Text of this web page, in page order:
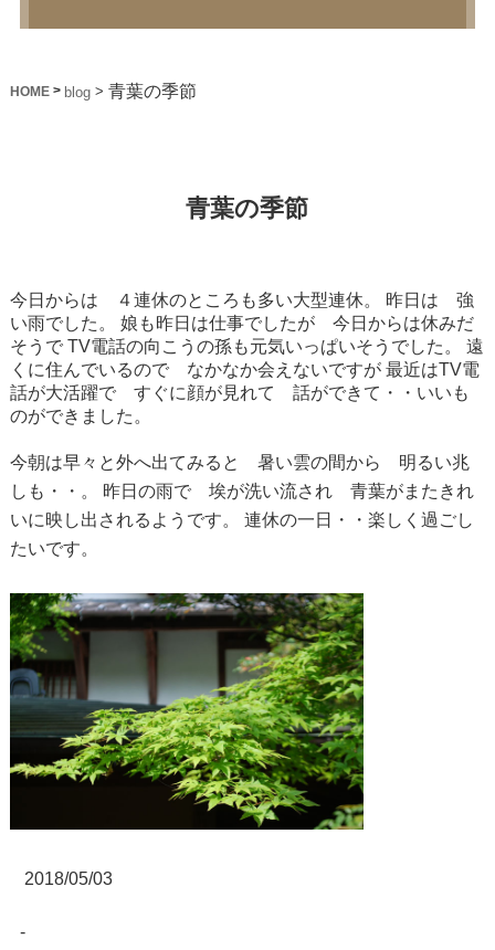
HOME> blog> 青葉の季節
青葉の季節
今日からは ４連休のところも多い大型連休。
昨日は 強
い雨でした。
娘も昨日は仕事でしたが 今日からは休みだ
そうでTV電話の向こうの孫も元気いっぱいそうでした。
遠
くに住んでいるので なかなか会えないですが最近はTV電
話が大活躍で すぐに顔が見れて 話ができて・・いいも
のができました。
今朝は早々と外へ出てみると 暑い雲の間から 明るい兆
しも・・。
昨日の雨で 埃が洗い流され 青葉がまたきれ
いに映し出されるようです。
連休の一日・・楽しく過ごし
たいです。
2018/05/03
-